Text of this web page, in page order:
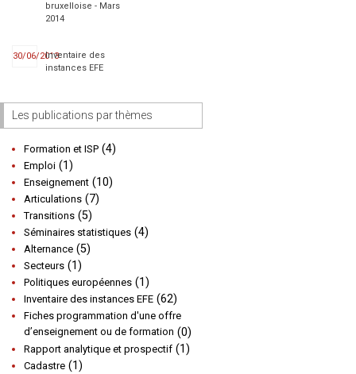
bruxelloise - Mars
2014
30/06/2013Inventaire des
instances EFE
Les publications par thèmes
Formation et ISP (4)
Emploi (1)
Enseignement (10)
Articulations (7)
Transitions (5)
Séminaires statistiques (4)
Alternance (5)
Secteurs (1)
Politiques européennes (1)
Inventaire des instances EFE (62)
Fiches programmation d'une offre
d’enseignement ou de formation (0)
Rapport analytique et prospectif (1)
Cadastre (1)